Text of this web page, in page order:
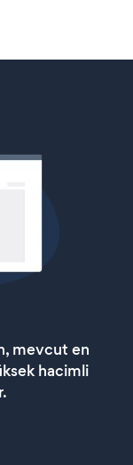
mevcut en
hacimli